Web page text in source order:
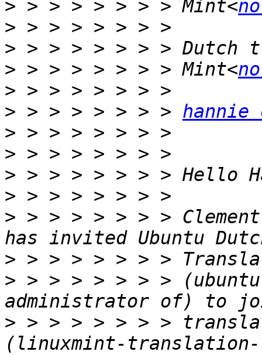
> > > > > > > > Mint<
>
>
> > > > > > > > Mint<
>
> > > > > > > > hannie
>
>
>
>
> > > > > > > >
>
> > > > > > > >
> > > > > > > >